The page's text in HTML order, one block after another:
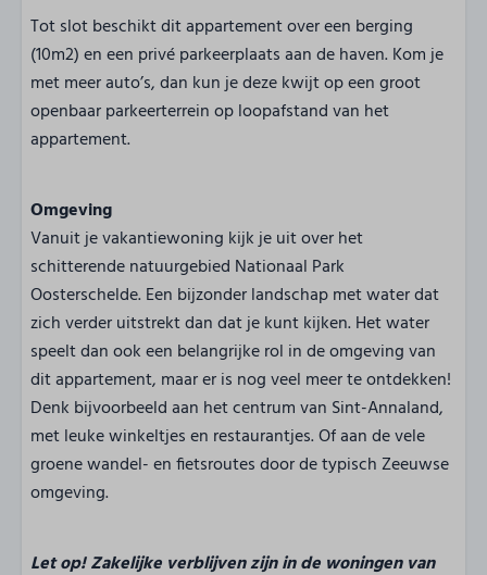
Tot slot beschikt dit appartement over een berging
(10m2) en een privé parkeerplaats aan de haven. Kom je
met meer auto’s, dan kun je deze kwijt op een groot
openbaar parkeerterrein op loopafstand van het
appartement.
Omgeving
Vanuit je vakantiewoning kijk je uit over het
schitterende natuurgebied Nationaal Park
Oosterschelde. Een bijzonder landschap met water dat
zich verder uitstrekt dan dat je kunt kijken. Het water
speelt dan ook een belangrijke rol in de omgeving van
dit appartement, maar er is nog veel meer te ontdekken!
Denk bijvoorbeeld aan het centrum van Sint-Annaland,
met leuke winkeltjes en restaurantjes. Of aan de vele
groene wandel- en fietsroutes door de typisch Zeeuwse
omgeving.
Let op! Zakelijke verblijven zijn in de woningen van